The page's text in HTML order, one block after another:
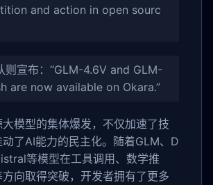
and action in open sourc
则宣布：“GLM-4.6V and GLM-
are now available on Okara.”
大模型的集体爆发，不仅加速了技
了AI能力的民主化。随着GLM、D
等模型在工具调用、数学推
向取得突破，开发者拥有了更多